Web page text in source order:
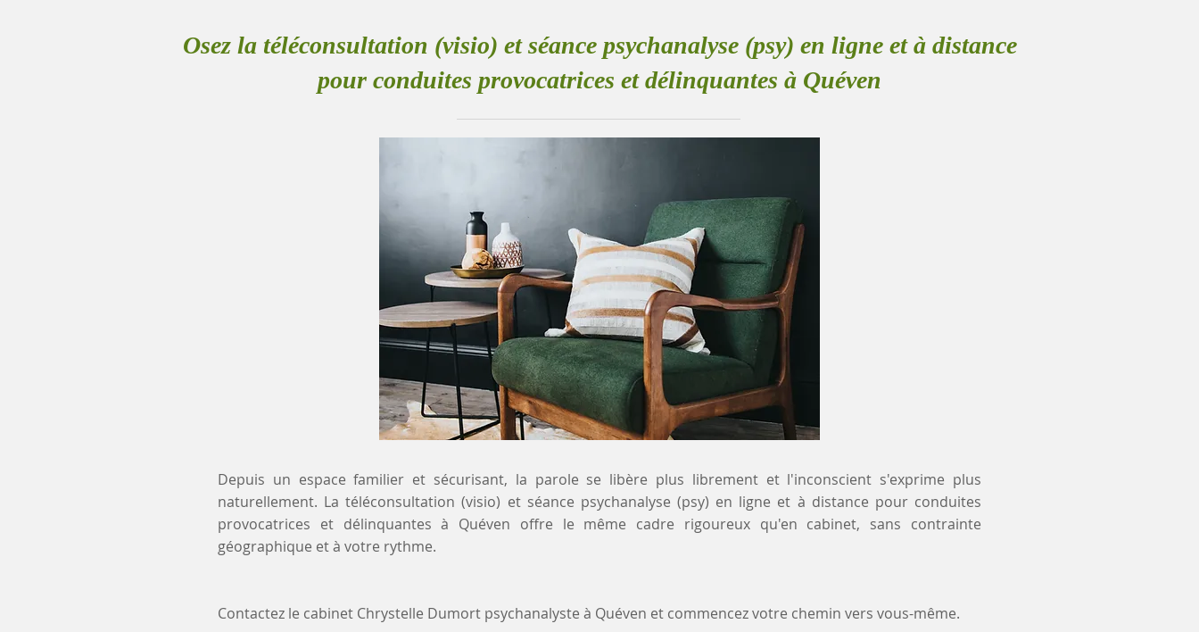
Osez la téléconsultation (visio) et séance psychanalyse (psy) en ligne et à distance
pour conduites provocatrices et délinquantes à Quéven
Depuis un espace familier et sécurisant, la parole se libère plus librement et l'inconscient s'exprime plus
naturellement. La téléconsultation (visio) et séance psychanalyse (psy) en ligne et à distance pour conduites
provocatrices et délinquantes à Quéven offre le même cadre rigoureux qu'en cabinet, sans contrainte
géographique et à votre rythme.
Contactez le cabinet Chrystelle Dumort psychanalyste à Quéven et commencez votre chemin vers vous-même.